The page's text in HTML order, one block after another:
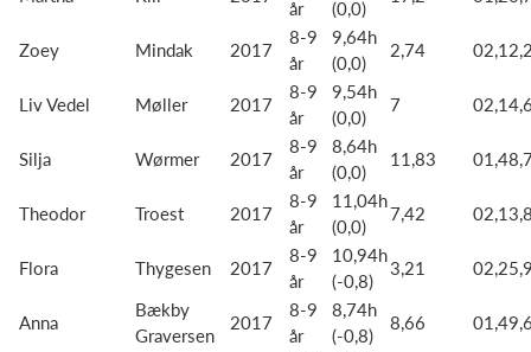
år
(0,0)
Zoey Mindak 2017
8-9
år
9,64h
(0,0)
2,74
Liv Vedel Møller 2017
8-9
år
9,54h
(0,0)
7
Silja Wørmer 2017
8-9
år
8,64h
(0,0)
11,83
Theodor Troest 2017
8-9
år
11,04h
(0,0)
7,42
Flora Thygesen 2017
8-9
år
10,94h
(-0,8)
3,21
Anna
Bækby
Graversen
2017
8-9
år
8,74h
(-0,8)
8,66